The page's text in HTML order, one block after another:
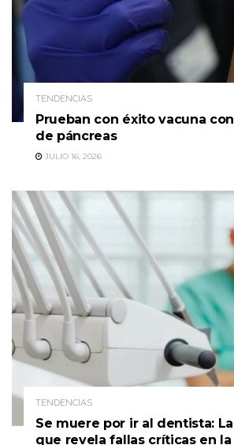
TENDENCIAS
Prueban con éxito vacuna
de páncreas
JULIO 16, 2026
TENDENCIAS
Se muere por ir al dentista:
que revela fallas críticas en